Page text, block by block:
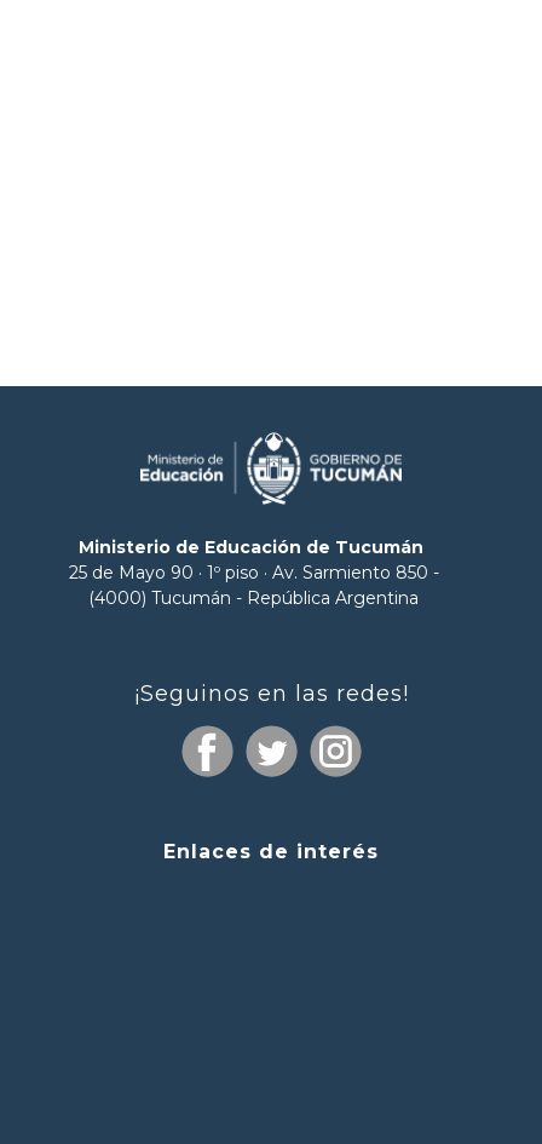
Ministerio de Educación de Tucumán
25 de Mayo 90 · 1º piso · Av. Sarmiento 850 -
(4000) Tucumán - República Argentina
¡Seguinos en las redes!
Enlaces de interés